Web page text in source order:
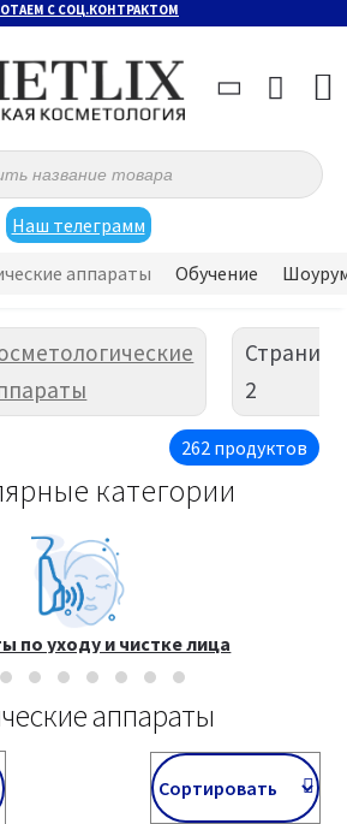
С СОЦ.КОНТРАКТОМ
Наш телеграмм
аппараты Обучение
Страница
2
262 продуктов
категории
по уходу и чистке лица
аппараты